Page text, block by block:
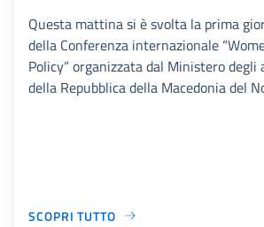
Questa mattina si è svolta la prima
della Conferenza internazionale
Policy” organizzata dal Ministero
della Repubblica della Macedonia del
SCOPRI TUTTO